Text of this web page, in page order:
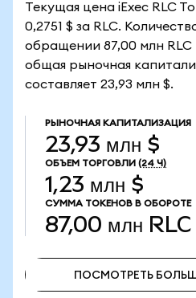
Текущая цена iExec RLC
0,2751 $ за RLC.
обращении 87,00 млн RLC
общая рыночная
составляет 23,93 млн $.
РЫНОЧНАЯ КАПИТАЛИЗАЦИЯ
23,93 млн $
ОБЪЕМ ТОРГОВЛИ (24 Ч)
1,23 млн $
СУММА ТОКЕНОВ В ОБОРОТЕ
87,00 млн RLC
ПОСМОТРЕТЬ